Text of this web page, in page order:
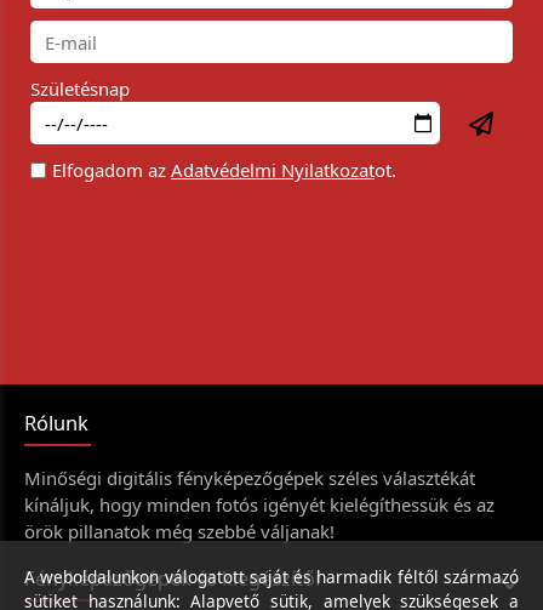
Születésnap
Elfogadom az Adatvédelmi Nyilatkozatot.
Rólunk
Minőségi digitális fényképezőgépek széles választékát
kínáljuk, hogy minden fotós igényét kielégíthessük és az
örök pillanatok még szebbé váljanak!
Fényképezőgépek és kiegészítői
A weboldalunkon válogatott saját és harmadik féltől származó
sütiket használunk: Alapvető sütik, amelyek szükségesek a